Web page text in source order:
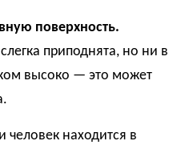
поверхность.
приподнята, но ни в
высоко — это может
человек находится в